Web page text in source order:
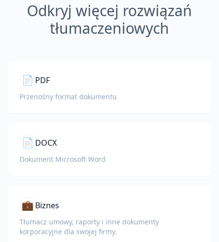
Odkryj więcej rozwiązań
tłumaczeniowych
📄 PDF
Przenośny format dokumentu
📄 DOCX
Dokument Microsoft Word
💼 Biznes
Tłumacz umowy, raporty i inne dokumenty
korporacyjne dla swojej firmy.